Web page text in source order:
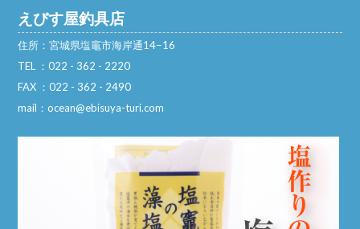
えびす屋釣具店
住所：宮城県塩竈市海岸通14−16
TEL ：022 - 362 - 2220
FAX ：022 - 362 - 2490
mail：ocean@ebisuya-turi.com